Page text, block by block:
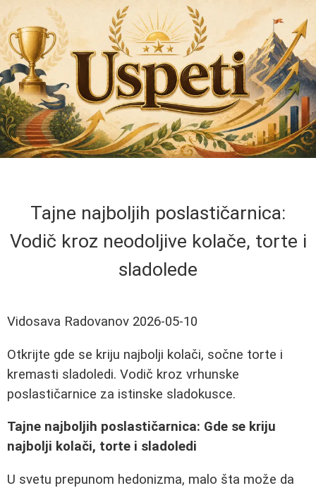
Tajne najboljih poslastičarnica:
Vodič kroz neodoljive kolače, torte i
sladolede
Vidosava Radovanov 2026-05-10
Otkrijte gde se kriju najbolji kolači, sočne torte i
kremasti sladoledi. Vodič kroz vrhunske
poslastičarnice za istinske sladokusce.
Tajne najboljih poslastičarnica: Gde se kriju
najbolji kolači, torte i sladoledi
U svetu prepunom hedonizma, malo šta može da